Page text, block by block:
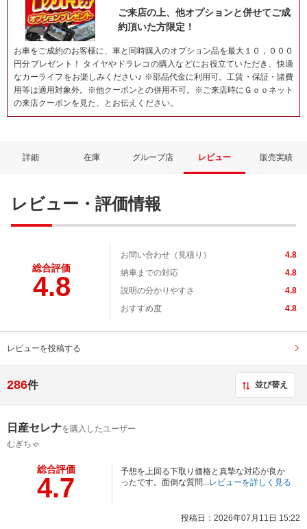
ネット予約でキャンペーンに応募しよ
ご来店の上、他オプションと併せてご成
約頂いた方限定！
お車をご成約のお客様に、車と同時購入のオプション品を最大１０，０００
円分プレゼント！ タイヤやドラレコの購入などにお役立ていただき、快適
なカーライフをお楽しみください♪ ※部品代金に利用可。工賃・保証・諸費
用等は適用対象外。※他クーポンとの併用不可。※ご来店時にＧｏｏネット
の来店クーポンを見た、とお伝えください。
詳細 在庫 グループ店 レビュー 販売実績
レビュー・評価情報
総合評価
4.8
お問い合わせ（見積り）
4.8
納車までの対応
4.8
説明の分かりやすさ
4.8
おすすめ度
4.8
レビューを投稿する
286件 並び替え
日産セレナを購入したユーザー
むぎちゃ
総合評価
4.7
予想を上回る下取り価格と真摯な対応が良か
ったです。面倒な質問...レビューを詳しく見る
投稿日：2026年07月11日 15:22